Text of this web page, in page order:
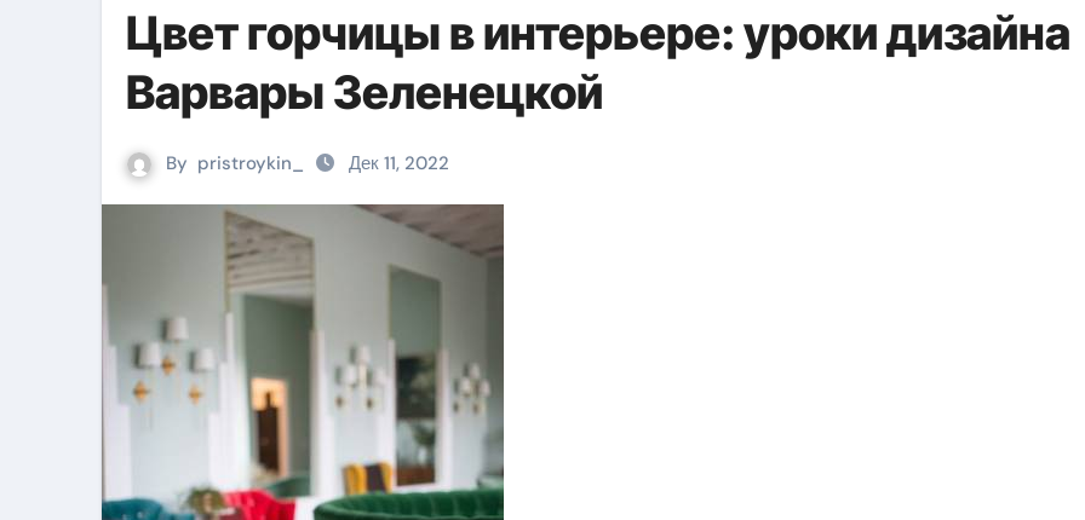
Цвет горчицы в интерьере: уроки дизайна
Варвары Зеленецкой
By pristroykin_ Дек 11, 2022